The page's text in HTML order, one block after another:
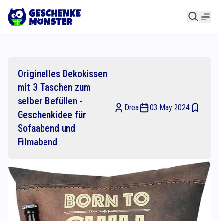
Originelles Dekokissen
mit 3 Taschen zum
selber Befüllen -
Geschenkidee für
Sofaabend und
Filmabend
Drea 03 May 2024